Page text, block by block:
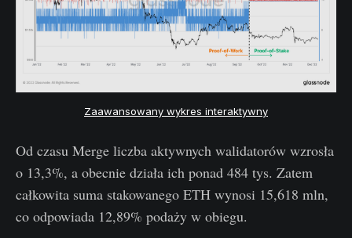
Zaawansowany wykres interaktywny
Od czasu Merge liczba aktywnych walidatorów wzrosła
o 13,3%, a obecnie działa ich ponad 484 tys. Zatem
całkowita suma stakowanego ETH wynosi 15,618 mln,
co odpowiada 12,89% podaży w obiegu.